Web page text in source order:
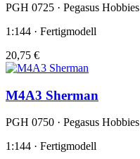
PGH 0725 · Pegasus Hobbies
1:144 · Fertigmodell
20,75 €
M4A3 Sherman
PGH 0750 · Pegasus Hobbies
1:144 · Fertigmodell